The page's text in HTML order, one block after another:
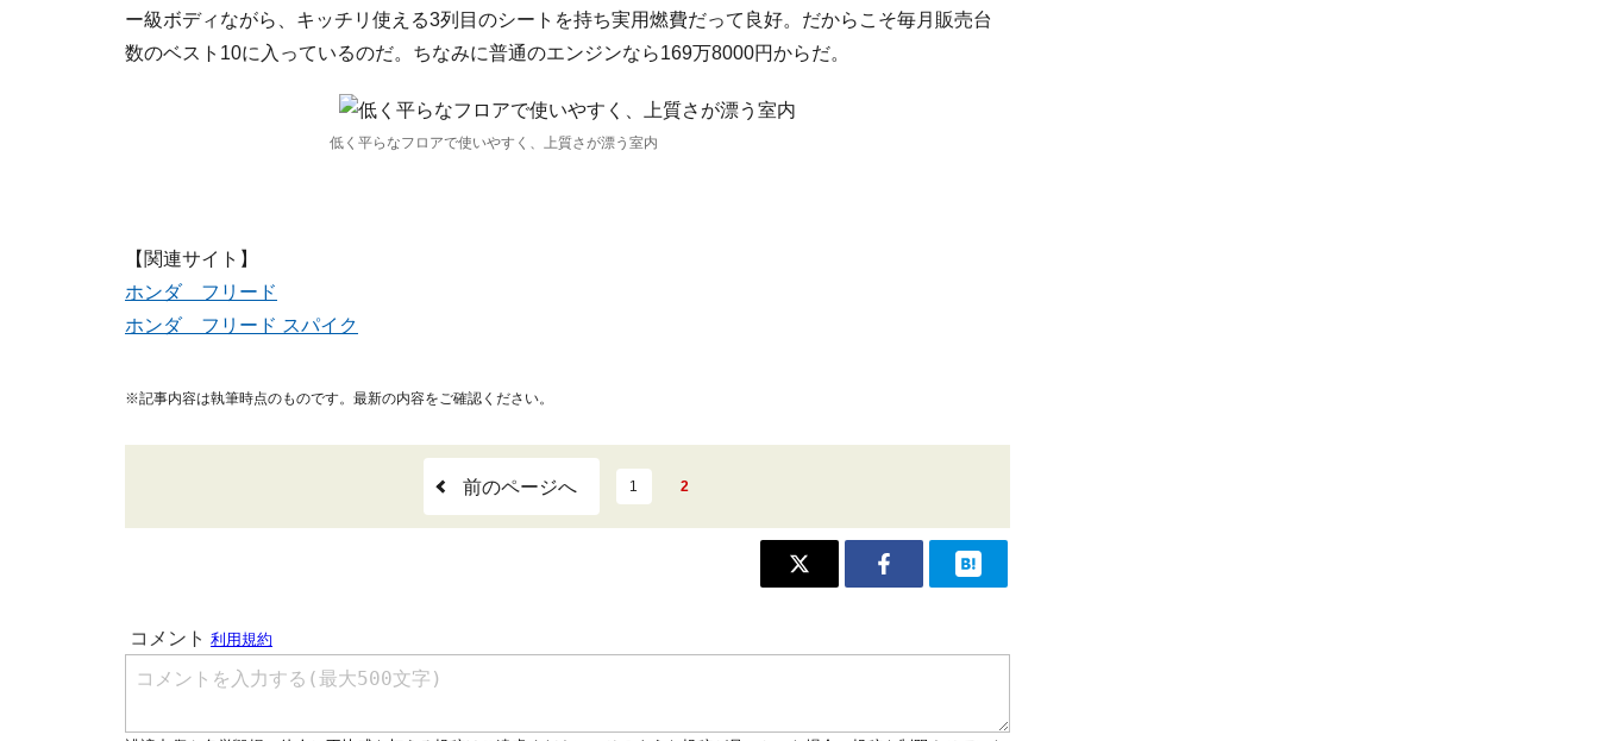
ー級ボディながら、キッチリ使える3列目のシートを持ち実用燃費だって良好。だからこそ毎月販売台
数のベスト10に入っているのだ。ちなみに普通のエンジンなら169万8000円からだ。
低く平らなフロアで使いやすく、上質さが漂う室内
【関連サイト】
ホンダ フリード
ホンダ フリード スパイク
※記事内容は執筆時点のものです。最新の内容をご確認ください。
前のページへ 1 2